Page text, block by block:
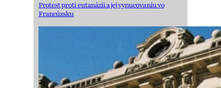
Protest proti eutanázii a jej vynucovaniu vo
Francúzsku